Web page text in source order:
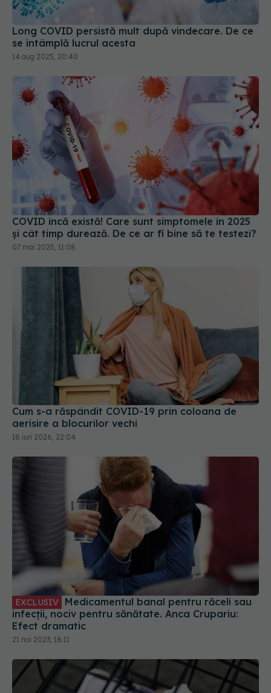
14 aug 2025, 20:40
COVID încă există! Care sunt simptomele în 2025
și cât timp durează. De ce ar fi bine să te testezi?
07 mai 2025, 11:08
Cum s-a răspândit COVID-19 prin coloana de
aerisire a blocurilor vechi
18 iun 2026, 22:04
infecții, nociv pentru sănătate. Anca Crupariu:
Efect dramatic
21 noi 2023, 18:11